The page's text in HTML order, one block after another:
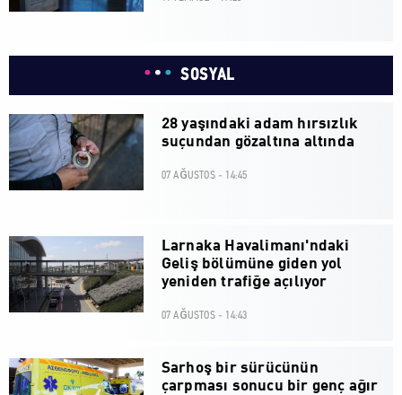
SOSYAL
28 yaşındaki adam hırsızlık
suçundan gözaltına altında
07 AĞUSTOS - 14:45
Larnaka Havalimanı'ndaki
Geliş bölümüne giden yol
yeniden trafiğe açılıyor
07 AĞUSTOS - 14:43
Sarhoş bir sürücünün
çarpması sonucu bir genç ağır